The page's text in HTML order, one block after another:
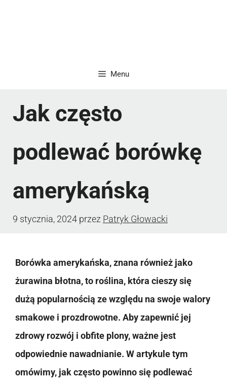
Menu
Jak często
podlewać borówkę
amerykańską
9 stycznia, 2024 przez Patryk Głowacki
Borówka amerykańska, znana również jako
żurawina błotna, to roślina, która cieszy się
dużą popularnością ze względu na swoje walory
smakowe i prozdrowotne. Aby zapewnić jej
zdrowy rozwój i obfite plony, ważne jest
odpowiednie nawadnianie. W artykule tym
omówimy, jak często powinno się podlewać